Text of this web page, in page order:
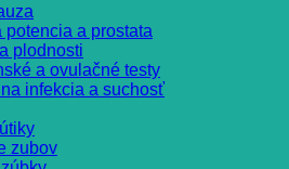
potencia a prostata
plodnosti
a ovulačné testy
infekcia a suchosť
zubov